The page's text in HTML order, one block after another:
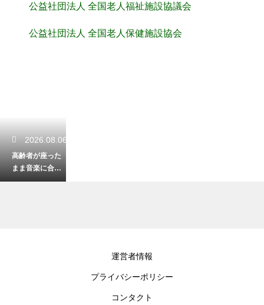
公益社団法人 全国老人福祉施設協議会
公益社団法人 全国老人保健施設協会
2026.08.06
高齢者が座った
まま音楽に合わ
せてできる体
運営者情報
プライバシーポリシー
コンタクト